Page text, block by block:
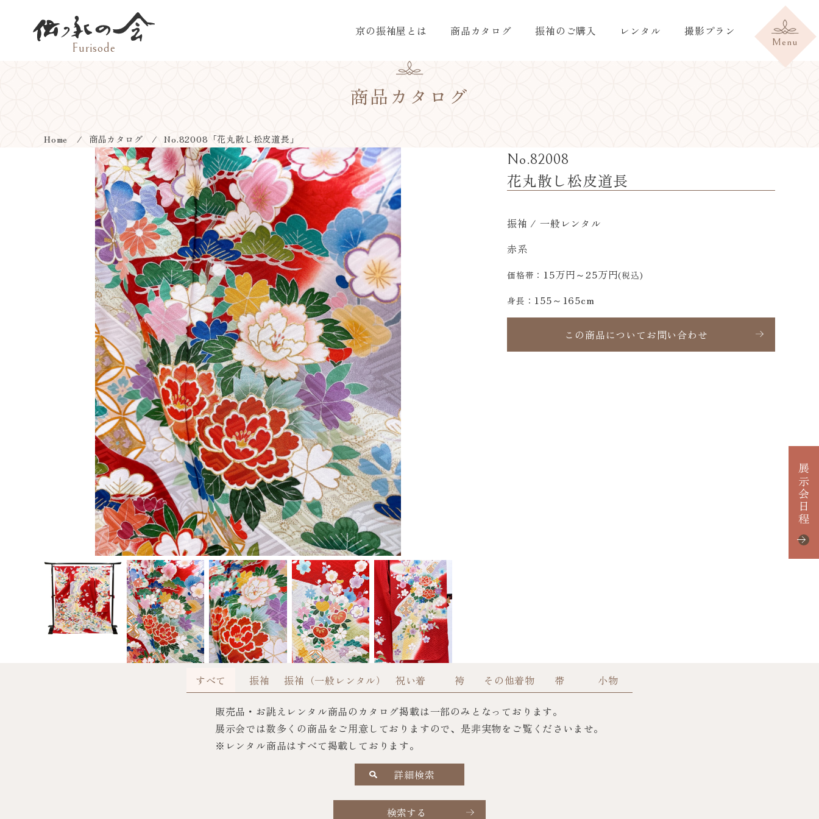
展示会日程
京の振袖屋とは 商品カタログ 振袖のご購入 レンタル 撮影プラン
商品カタログ
Home 商品カタログ No.82008 「花丸散し松皮道長」
No.82008
花丸散し松皮道長
振袖 / 一般レンタル
赤系
価格帯： 15万円～25万円(税込)
身長： 155～165cm
この商品についてお問い合わせ
すべて 振袖 振袖（一般レンタル） 祝い着 袴 その他着物 帯 小物
販売品・お誂えレンタル商品のカタログ掲載は一部のみとなっております。
展示会では数多くの商品をご用意しておりますので、是非実物をご覧くださいませ。
※レンタル商品はすべて掲載しております。
詳細検索
検索する